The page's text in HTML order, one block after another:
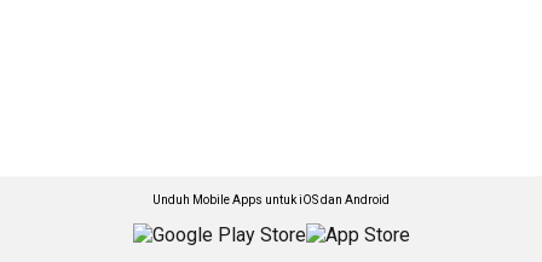
Unduh Mobile Apps untuk iOS dan Android